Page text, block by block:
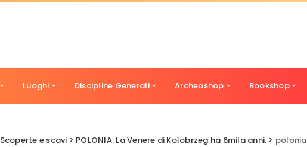
Luoghi Discipline Generali Archeoshop Bookshop
Scoperte e scavi > POLONIA. La Venere di Kołobrzeg ha 6mila anni. > polonia